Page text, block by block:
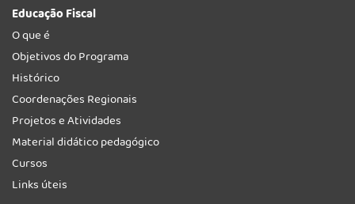
Educação Fiscal
O que é
Objetivos do Programa
Histórico
Coordenações Regionais
Projetos e Atividades
Material didático pedagógico
Cursos
Links úteis